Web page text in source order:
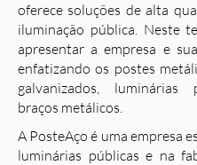
oferece soluções de alta
iluminação pública. Neste
apresentar a empresa e
enfatizando os postes
galvanizados, luminárias
braços metálicos.
A PosteAço é uma empresa
luminárias públicas e na